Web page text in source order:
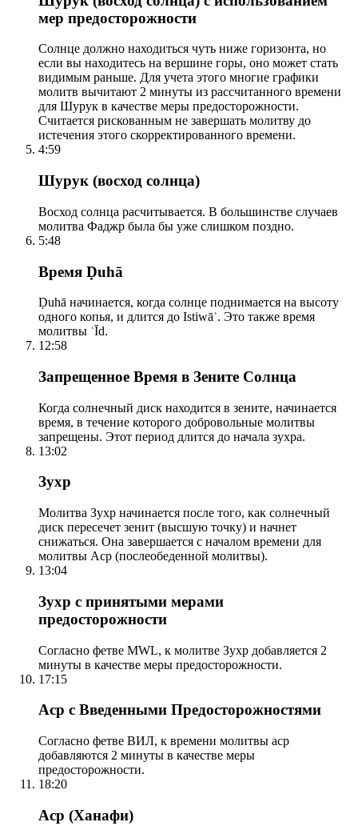
мер предосторожности
Солнце должно находиться чуть ниже горизонта, но
если вы находитесь на вершине горы, оно может стать
видимым раньше. Для учета этого многие графики
молитв вычитают 2 минуты из рассчитанного времени
для Шурук в качестве меры предосторожности.
Считается рискованным не завершать молитву до
истечения этого скорректированного времени.
4:59
Шурук (восход солнца)
Восход солнца расчитывается. В большинстве случаев
молитва Фаджр была бы уже слишком поздно.
5:48
Время Ḍuhā
Ḍuhā начинается, когда солнце поднимается на высоту
одного копья, и длится до Istiwāʾ. Это также время
молитвы ʿĪd.
12:58
Запрещенное Время в Зените Солнца
Когда солнечный диск находится в зените, начинается
время, в течение которого добровольные молитвы
запрещены. Этот период длится до начала зухра.
13:02
Зухр
Молитва Зухр начинается после того, как солнечный
диск пересечет зенит (высшую точку) и начнет
снижаться. Она завершается с началом времени для
молитвы Аср (послеобеденной молитвы).
13:04
Зухр с принятыми мерами
предосторожности
Согласно фетве MWL, к молитве Зухр добавляется 2
минуты в качестве меры предосторожности.
17:15
Аср с Введенными Предосторожностями
Согласно фетве ВИЛ, к времени молитвы аср
добавляются 2 минуты в качестве меры
предосторожности.
18:20
Аср (Ханафи)